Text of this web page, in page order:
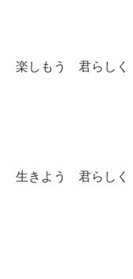
楽しもう 君らしく
生きよう 君らしく